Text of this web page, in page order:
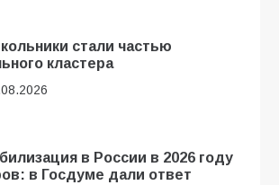
стали частью
кластера
в России в 2026 году
в Госдуме дали ответ